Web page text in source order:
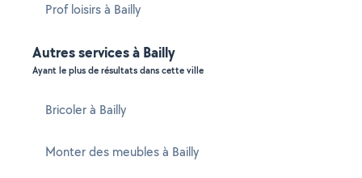
Prof loisirs à Bailly
Autres services à Bailly
Ayant le plus de résultats dans cette ville
Bricoler à Bailly
Monter des meubles à Bailly